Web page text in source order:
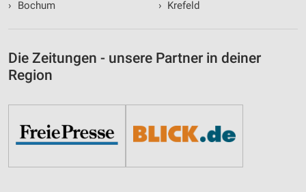
›
Bochum
› Krefeld
Die Zeitungen - unsere Partner in deiner
Region